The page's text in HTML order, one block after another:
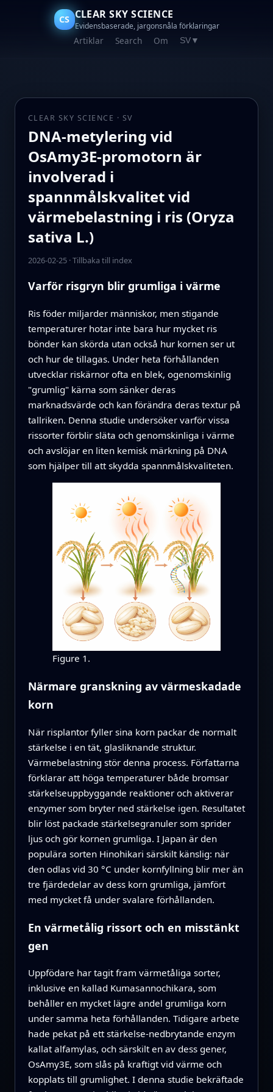
CS CLEAR SKY SCIENCE
Evidensbaserade, jargonsnåla förklaringar
Artiklar Search Om SV ▼
CLEAR SKY SCIENCE · SV
DNA-metylering vid
OsAmy3E-promotorn är
involverad i
spannmålskvalitet vid
värmebelastning i ris (Oryza
sativa L.)
2026-02-25·Tillbaka till index
Varför risgryn blir grumliga i värme
Ris föder miljarder människor, men stigande
temperaturer hotar inte bara hur mycket ris
bönder kan skörda utan också hur kornen ser ut
och hur de tillagas. Under heta förhållanden
utvecklar riskärnor ofta en blek, ogenomskinlig
"grumlig" kärna som sänker deras
marknadsvärde och kan förändra deras textur på
tallriken. Denna studie undersöker varför vissa
rissorter förblir släta och genomskinliga i värme
och avslöjar en liten kemisk märkning på DNA
som hjälper till att skydda spannmålskvaliteten.
Figure 1.
Närmare granskning av värmeskadade
korn
När risplantor fyller sina korn packar de normalt
stärkelse i en tät, glasliknande struktur.
Värmebelastning stör denna process. Författarna
förklarar att höga temperaturer både bromsar
stärkelseuppbyggande reaktioner och aktiverar
enzymer som bryter ned stärkelse igen. Resultatet
blir löst packade stärkelsegranuler som sprider
ljus och gör kornen grumliga. I Japan är den
populära sorten Hinohikari särskilt känslig: när
den odlas vid 30 °C under kornfyllning blir mer än
tre fjärdedelar av dess korn grumliga, jämfört
med mycket få under svalare förhållanden.
En värmetålig rissort och en misstänkt
gen
Uppfödare har tagit fram värmetåliga sorter,
inklusive en kallad Kumasannochikara, som
behåller en mycket lägre andel grumliga korn
under samma heta förhållanden. Tidigare arbete
hade pekat på ett stärkelse-nedbrytande enzym
kallat alfamylas, och särskilt en av dess gener,
OsAmy3E, som slås på kraftigt vid värme och
kopplats till grumlighet. I denna studie bekräftade